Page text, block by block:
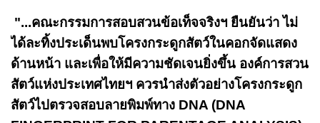
"...คณะกรรมการสอบสวนข้อเท็จจริงฯ ยืนยันว่า ไม่
ได้ละทิ้งประเด็นพบโครงกระดูกสัตว์ในคอกจัดแสดง
ด้านหน้า และเพื่อให้มีความชัดเจนยิ่งขึ้น องค์การสวน
สัตว์แห่งประเทศไทยฯ ควรนำส่งตัวอย่างโครงกระดูก
สัตว์ไปตรวจสอบลายพิมพ์ทาง DNA (DNA